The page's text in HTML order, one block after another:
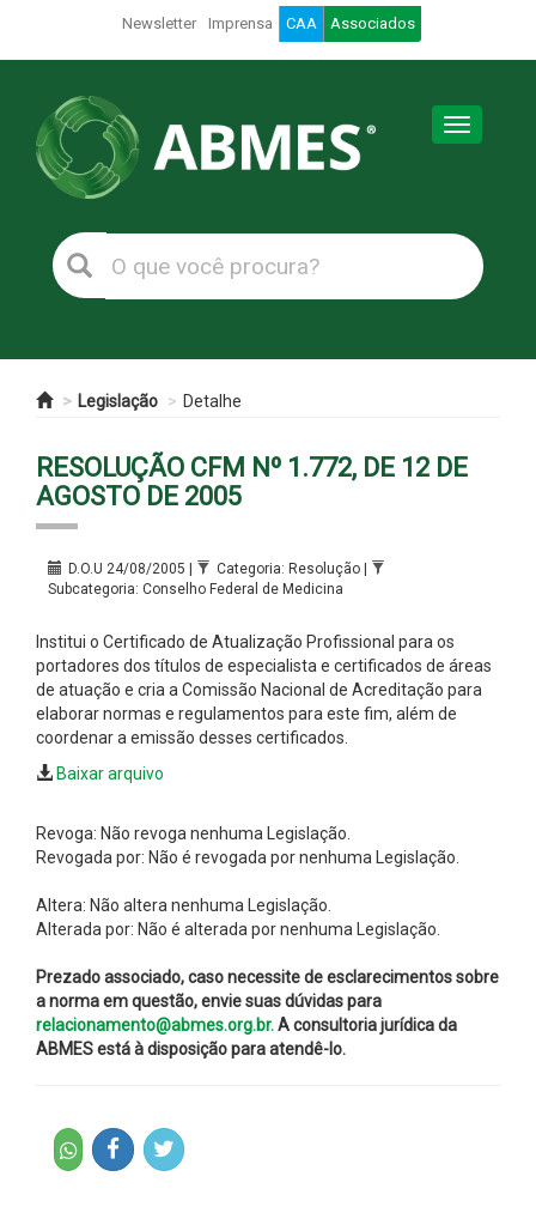
Newsletter Imprensa CAA Associados
Toggle
Legislação Detalhe
RESOLUÇÃO CFM Nº 1.772, DE 12 DE
AGOSTO DE 2005
D.O.U 24/08/2005 |
Categoria: Resolução |
Subcategoria: Conselho Federal de Medicina
Institui o Certificado de Atualização Profissional para os
portadores dos títulos de especialista e certificados de áreas
de atuação e cria a Comissão Nacional de Acreditação para
elaborar normas e regulamentos para este fim, além de
coordenar a emissão desses certificados.
Baixar arquivo
Revoga: Não revoga nenhuma Legislação.
Revogada por: Não é revogada por nenhuma Legislação.
Altera: Não altera nenhuma Legislação.
Alterada por: Não é alterada por nenhuma Legislação.
Prezado associado, caso necessite de esclarecimentos sobre
a norma em questão, envie suas dúvidas para
relacionamento@abmes.org.br.A consultoria jurídica da
ABMES está à disposição para atendê-lo.